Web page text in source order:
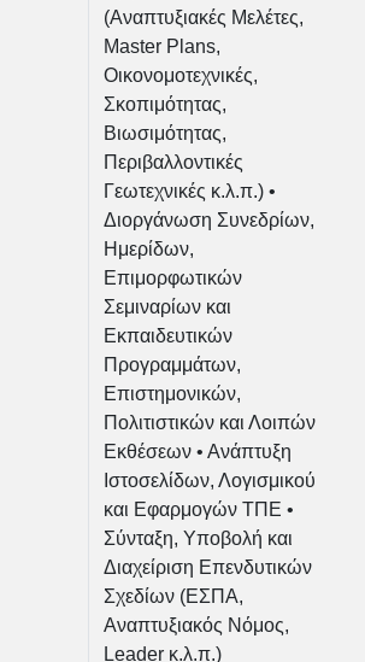
(Αναπτυξιακές Μελέτες,
Master Plans,
Οικονομοτεχνικές,
Σκοπιμότητας,
Βιωσιμότητας,
Περιβαλλοντικές
Γεωτεχνικές κ.λ.π.) •
Διοργάνωση Συνεδρίων,
Ημερίδων,
Επιμορφωτικών
Σεμιναρίων και
Εκπαιδευτικών
Προγραμμάτων,
Επιστημονικών,
Πολιτιστικών και Λοιπών
Εκθέσεων • Ανάπτυξη
Ιστοσελίδων, Λογισμικού
και Εφαρμογών ΤΠΕ •
Σύνταξη, Υποβολή και
Διαχείριση Επενδυτικών
Σχεδίων (ΕΣΠΑ,
Αναπτυξιακός Νόμος,
Leader κ.λ.π.)